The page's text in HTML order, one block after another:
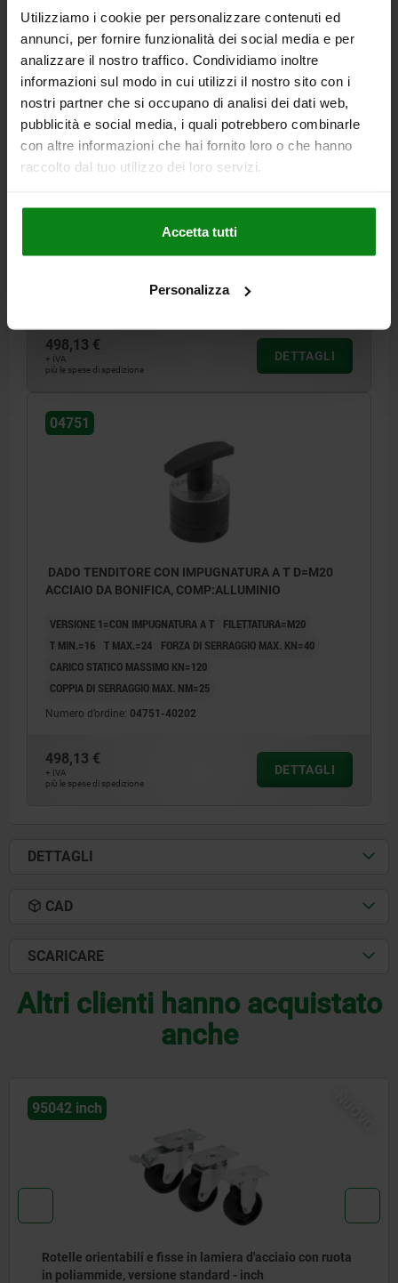
Utilizziamo i cookie per personalizzare contenuti ed
annunci, per fornire funzionalità dei social media e per
analizzare il nostro traffico. Condividiamo inoltre
informazioni sul modo in cui utilizzi il nostro sito con i
nostri partner che si occupano di analisi dei dati web,
pubblicità e social media, i quali potrebbero combinarle
con altre informazioni che hai fornito loro o che hanno
raccolto dal tuo utilizzo dei loro servizi.
Accetta tutti
Personalizza
04751
ACCIAIO DA BONIFICA, COMP:ALLUMINIO
VERSIONE 1=CON IMPUGNATURA A T FILETTATURA=M16
FORZA DI SERRAGGIO MAX. KN=40
CARICO STATICO MASSIMO KN=120
498,13 €
+ IVA
più le spese di spedizione
DETTAGLI
04751
DADO TENDITORE CON IMPUGNATURA A T D=M20
ACCIAIO DA BONIFICA, COMP:ALLUMINIO
VERSIONE 1=CON IMPUGNATURA A T
FILETTATURA=M20
T MIN.=16 T MAX.=24
FORZA DI SERRAGGIO MAX. KN=40
CARICO STATICO MASSIMO KN=120
COPPIA DI SERRAGGIO MAX. NM=25
Numero d’ordine: 04751-40202
498,13 €
+ IVA
più le spese di spedizione
DETTAGLI
DETTAGLI
CAD
SCARICARE
Altri clienti hanno acquistato
anche
inch
Rotelle orientabili e fisse in lamiera d'acciaio con ruota
in poliammide, versione standard - inch